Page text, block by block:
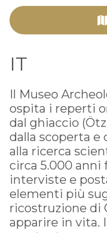
IT
Il Museo
ospita i reperti
dal ghiaccio
dalla scoperta e
alla ricerca
circa 5.000 anni
interviste e
elementi più
ricostruzione di
apparire in vita.